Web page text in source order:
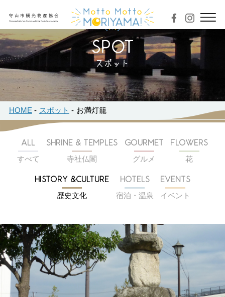
スポット
HOME スポット お満灯籠
ALL
すべて
SHRINE & TEMPLES
寺社仏閣
GOURMET
グルメ
FLOWERS
花
HISTORY &CULTURE
歴史文化
HOTELS
宿泊・温泉
EVENTS
イベント